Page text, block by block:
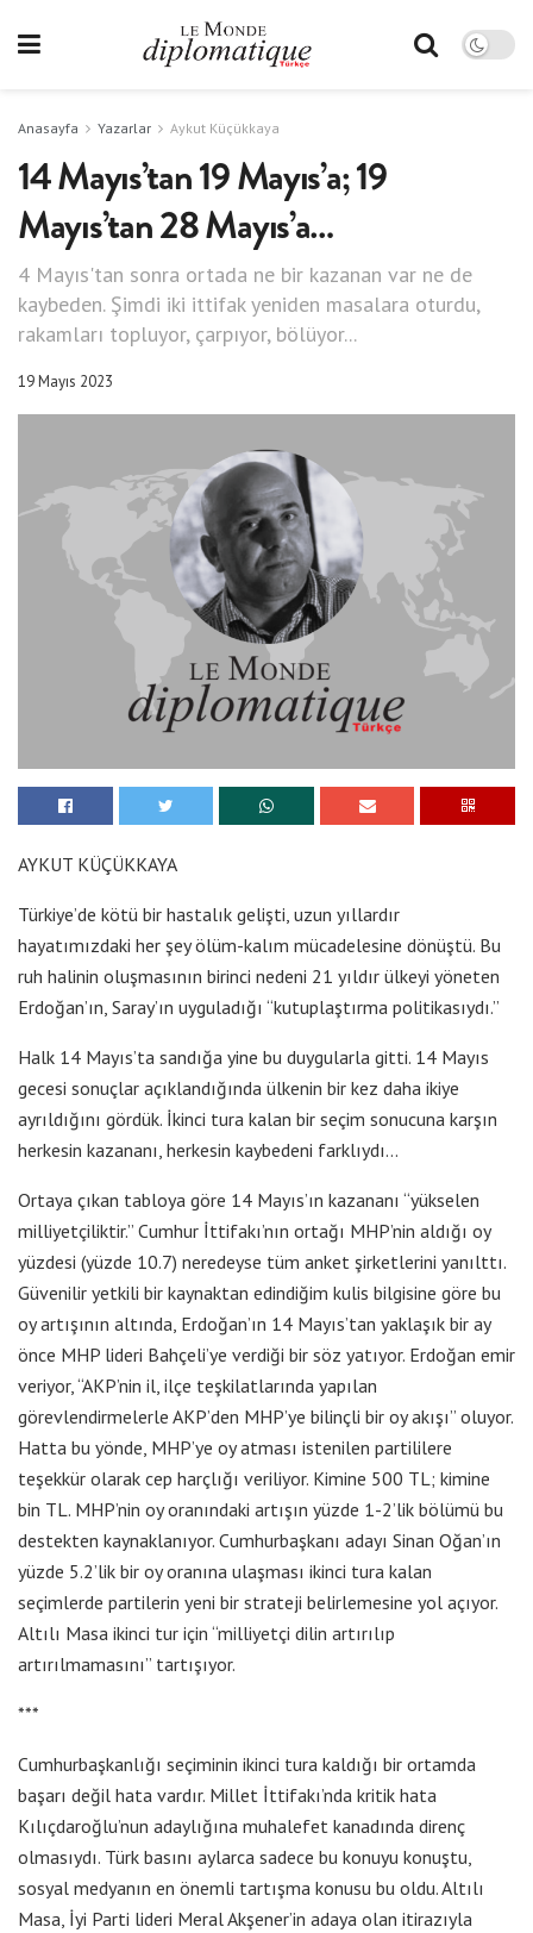
Anasayfa Yazarlar Aykut Küçükkaya
14 Mayıs’tan 19 Mayıs’a; 19
Mayıs’tan 28 Mayıs’a…
4 Mayıs'tan sonra ortada ne bir kazanan var ne de
kaybeden. Şimdi iki ittifak yeniden masalara oturdu,
rakamları topluyor, çarpıyor, bölüyor...
19 Mayıs 2023
AYKUT KÜÇÜKKAYA
Türkiye’de kötü bir hastalık gelişti, uzun yıllardır
hayatımızdaki her şey ölüm-kalım mücadelesine dönüştü. Bu
ruh halinin oluşmasının birinci nedeni 21 yıldır ülkeyi yöneten
Erdoğan’ın, Saray’ın uyguladığı “kutuplaştırma politikasıydı.”
Halk 14 Mayıs’ta sandığa yine bu duygularla gitti. 14 Mayıs
gecesi sonuçlar açıklandığında ülkenin bir kez daha ikiye
ayrıldığını gördük. İkinci tura kalan bir seçim sonucuna karşın
herkesin kazananı, herkesin kaybedeni farklıydı…
Ortaya çıkan tabloya göre 14 Mayıs’ın kazananı “yükselen
milliyetçiliktir.” Cumhur İttifakı’nın ortağı MHP’nin aldığı oy
yüzdesi (yüzde 10.7) neredeyse tüm anket şirketlerini yanılttı.
Güvenilir yetkili bir kaynaktan edindiğim kulis bilgisine göre bu
oy artışının altında, Erdoğan’ın 14 Mayıs’tan yaklaşık bir ay
önce MHP lideri Bahçeli’ye verdiği bir söz yatıyor. Erdoğan emir
veriyor, “AKP’nin il, ilçe teşkilatlarında yapılan
görevlendirmelerle AKP’den MHP’ye bilinçli bir oy akışı” oluyor.
Hatta bu yönde, MHP’ye oy atması istenilen partililere
teşekkür olarak cep harçlığı veriliyor. Kimine 500 TL; kimine
bin TL. MHP’nin oy oranındaki artışın yüzde 1-2’lik bölümü bu
destekten kaynaklanıyor. Cumhurbaşkanı adayı Sinan Oğan’ın
yüzde 5.2’lik bir oy oranına ulaşması ikinci tura kalan
seçimlerde partilerin yeni bir strateji belirlemesine yol açıyor.
Altılı Masa ikinci tur için “milliyetçi dilin artırılıp
artırılmamasını” tartışıyor.
***
Cumhurbaşkanlığı seçiminin ikinci tura kaldığı bir ortamda
başarı değil hata vardır. Millet İttifakı’nda kritik hata
Kılıçdaroğlu’nun adaylığına muhalefet kanadında direnç
olmasıydı. Türk basını aylarca sadece bu konuyu konuştu,
sosyal medyanın en önemli tartışma konusu bu oldu. Altılı
Masa, İyi Parti lideri Meral Akşener’in adaya olan itirazıyla